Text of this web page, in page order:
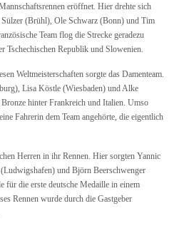
eröffnet. Hier drehte sich
Sülzer (Brühl), Ole Schwarz (Bonn) und Tim
Team flog die Strecke geradezu
Tschechischen Republik und Slowenien.
Weltmeisterschaften sorgte das Damenteam.
Lisa Köstle (Wiesbaden) und Alke
hinter Frankreich und Italien. Umso
Fahrerin dem Team angehörte, die eigentlich
Herren in ihr Rennen. Hier sorgten Yannic
und Björn Beerschwenger
für die erste deutsche Medaille in einem
Rennen wurde durch die Gastgeber